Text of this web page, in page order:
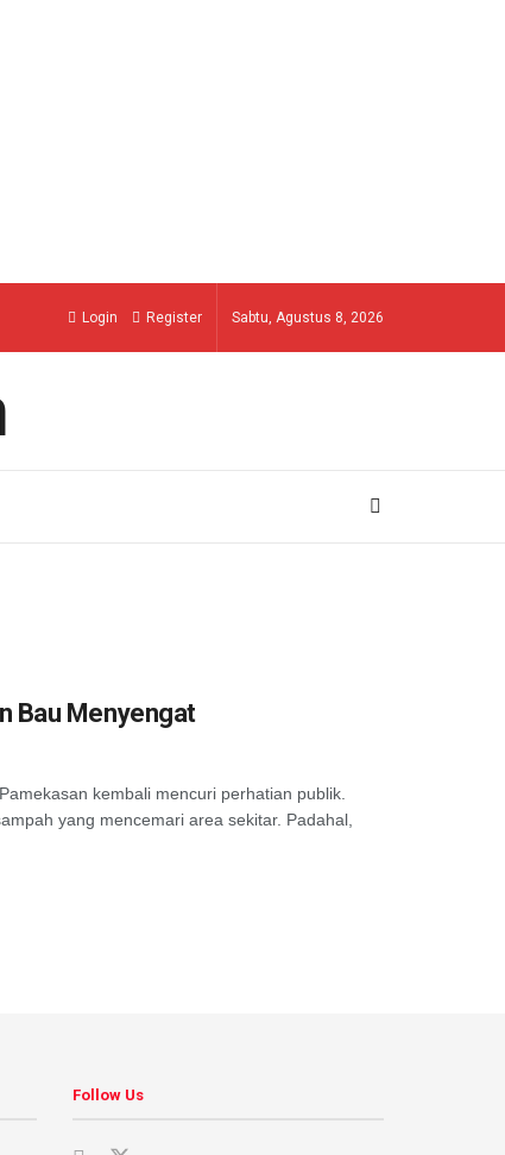
Login Register Sabtu, Agustus 8, 2026
Bau Menyengat
kembali mencuri perhatian publik.
yang mencemari area sekitar. Padahal,
Follow Us